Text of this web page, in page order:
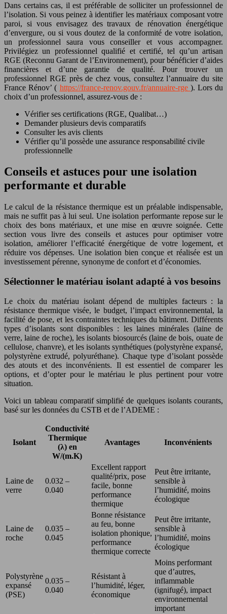
Dans certains cas, il est préférable de solliciter un professionnel de
l’isolation. Si vous peinez à identifier les matériaux composant votre
paroi, si vous envisagez des travaux de rénovation énergétique
d’envergure, ou si vous doutez de la conformité de votre isolation,
un professionnel saura vous conseiller et vous accompagner.
Privilégiez un professionnel qualifié et certifié, tel qu’un artisan
RGE (Reconnu Garant de l’Environnement), pour bénéficier d’aides
financières et d’une garantie de qualité. Pour trouver un
professionnel RGE près de chez vous, consultez l’annuaire du site
France Rénov’ ( https://france-renov.gouv.fr/annuaire-rge ). Lors du
choix d’un professionnel, assurez-vous de :
Vérifier ses certifications (RGE, Qualibat…)
Demander plusieurs devis comparatifs
Consulter les avis clients
Vérifier qu’il possède une assurance responsabilité civile
professionnelle
Conseils et astuces pour une isolation
performante et durable
Le calcul de la résistance thermique est un préalable indispensable,
mais ne suffit pas à lui seul. Une isolation performante repose sur le
choix des bons matériaux, et une mise en œuvre soignée. Cette
section vous livre des conseils et astuces pour optimiser votre
isolation, améliorer l’efficacité énergétique de votre logement, et
réduire vos dépenses. Une isolation bien conçue et réalisée est un
investissement pérenne, synonyme de confort et d’économies.
Sélectionner le matériau isolant adapté à vos besoins
Le choix du matériau isolant dépend de multiples facteurs : la
résistance thermique visée, le budget, l’impact environnemental, la
facilité de pose, et les contraintes techniques du bâtiment. Différents
types d’isolants sont disponibles : les laines minérales (laine de
verre, laine de roche), les isolants biosourcés (laine de bois, ouate de
cellulose, chanvre), et les isolants synthétiques (polystyrène expansé,
polystyrène extrudé, polyuréthane). Chaque type d’isolant possède
des atouts et des inconvénients. Il est essentiel de comparer les
options, et d’opter pour le matériau le plus pertinent pour votre
situation.
Voici un tableau comparatif simplifié de quelques isolants courants,
basé sur les données du CSTB et de l’ADEME :
Isolant
Conductivité
Thermique
(λ) en
W/(m.K)
Avantages Inconvénients
Laine de
verre
0.032 –
0.040
Excellent rapport
qualité/prix, pose
facile, bonne
performance
thermique
Peut être irritante,
sensible à
l’humidité, moins
écologique
Laine de
roche
0.035 –
0.045
Bonne résistance
au feu, bonne
isolation phonique,
performance
thermique correcte
Peut être irritante,
sensible à
l’humidité, moins
écologique
Polystyrène
expansé
(PSE)
0.035 –
0.040
Résistant à
l’humidité, léger,
économique
Moins performant
que d’autres,
inflammable
(ignifugé), impact
environnemental
important